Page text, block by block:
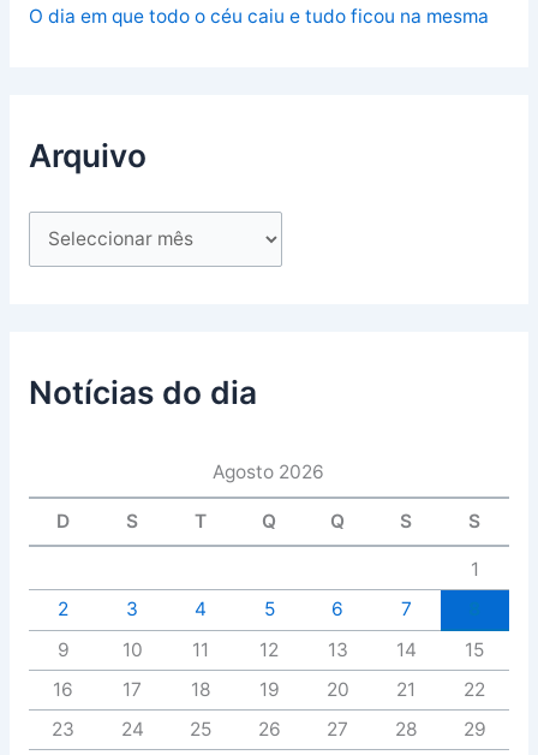
O dia em que todo o céu caiu e tudo ficou na mesma
Arquivo
Notícias do dia
Agosto 2026
D S T Q Q S S
1
2
3 4 5 6 7
9
10 11 12 13 14
15
16
17 18 19 20 21
22
23
24 25 26 27 28
29